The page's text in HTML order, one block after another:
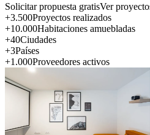
Solicitar propuesta gratisVer
+3.500Proyectos realizados
+10.000Habitaciones amuebladas
+40Ciudades
+3Países
+1.000Proveedores activos